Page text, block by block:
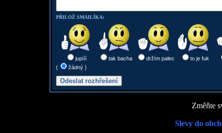
PŘILOŽ SMAILÍKA:
jupííí tak bacha držím palec
to je fuk
(
žádný )
Změňte
Slevy do